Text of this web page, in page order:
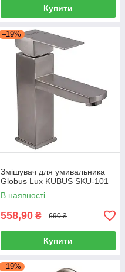
Купити
–19%
Змішувач для умивальника
Globus Lux KUBUS SKU-101
В наявності
558,90 ₴ 690 ₴
Купити
–19%